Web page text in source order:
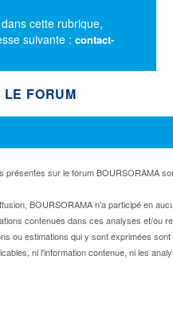
cette rubrique,
suivante : contact-
FORUM
présentes sur le forum BOURSORAMA
BOURSORAMA n'a participé en
contenues dans ces analyses et/ou
ou estimations qui y sont exprimées
ni l'information contenue, ni les